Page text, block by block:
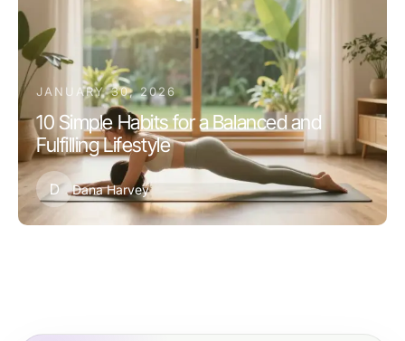
JANUARY 30, 2026
10 Simple Habits for a Balanced and
Fulfilling Lifestyle
D Dana Harvey